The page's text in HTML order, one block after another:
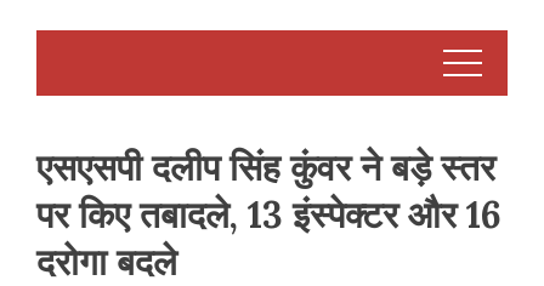
एसएसपी दलीप सिंह कुंवर ने बड़े स्तर
पर किए तबादले, 13 इंस्पेक्टर और 16
दरोगा बदले